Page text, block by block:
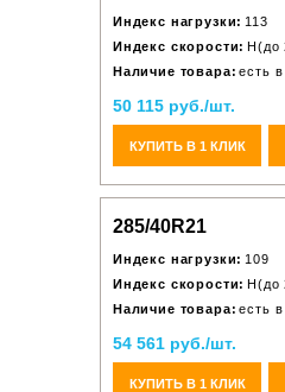
Индекс нагрузки: 113
Индекс скорости: H(до
Наличие товара: есть
50 115 руб./шт.
КУПИТЬ В 1 КЛИК
285/40R21
Индекс нагрузки: 109
Индекс скорости: H(до
Наличие товара: есть
54 561 руб./шт.
КУПИТЬ В 1 КЛИК